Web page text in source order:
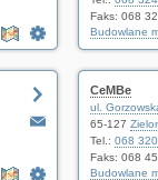
Faks: 068
Budowlane
CeMBe
ul.
65-127
Tel.: 068
Faks: 068
Budowlane